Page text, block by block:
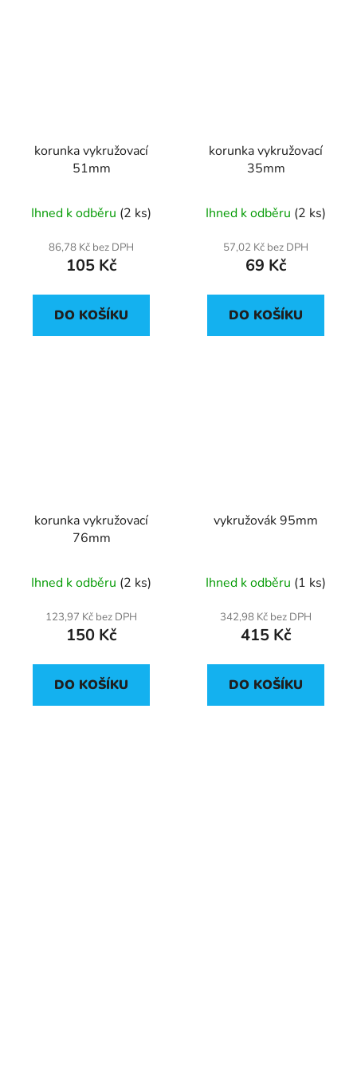
korunka vykružovací
51mm
Ihned k odběru (2 ks)
86,78 Kč bez DPH
105 Kč
DO KOŠÍKU
korunka vykružovací
35mm
Ihned k odběru (2 ks)
57,02 Kč bez DPH
69 Kč
DO KOŠÍKU
korunka vykružovací
76mm
Ihned k odběru (2 ks)
123,97 Kč bez DPH
150 Kč
DO KOŠÍKU
vykružovák 95mm
Ihned k odběru (1 ks)
342,98 Kč bez DPH
415 Kč
DO KOŠÍKU